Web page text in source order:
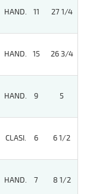
HAND. 11 27 1/4
HAND. 15 26 3/4
HAND. 9 5
CLASI. 6 6 1/2
HAND. 7 8 1/2